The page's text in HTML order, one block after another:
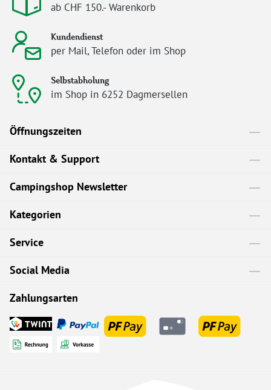
ab CHF 150.- Warenkorb
Kundendienst
per Mail, Telefon oder im Shop
Selbstabholung
im Shop in 6252 Dagmersellen
Öffnungszeiten
Kontakt & Support
Campingshop Newsletter
Kategorien
Service
Social Media
Zahlungsarten